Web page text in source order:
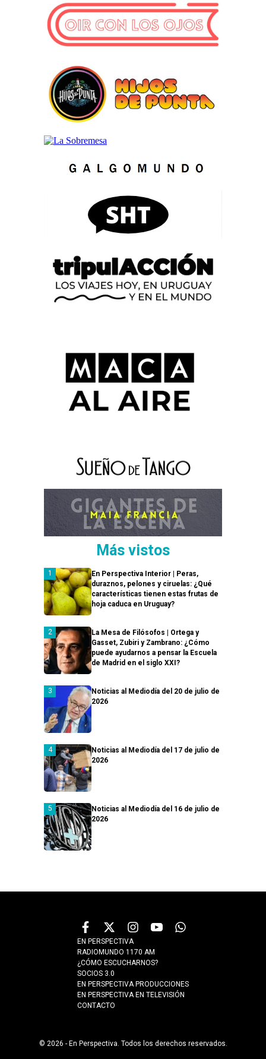
Más vistos
En Perspectiva Interior | Peras,
duraznos, pelones y ciruelas: ¿Qué
características tienen estas frutas de
hoja caduca en Uruguay?
La Mesa de Filósofos | Ortega y
Gasset, Zubiri y Zambrano: ¿Cómo
puede ayudarnos a pensar la Escuela
de Madrid en el siglo XXI?
Noticias al Mediodía del 20 de julio de
2026
Noticias al Mediodía del 17 de julio de
2026
Noticias al Mediodía del 16 de julio de
2026
EN PERSPECTIVA
RADIOMUNDO 1170 AM
¿CÓMO ESCUCHARNOS?
SOCIOS 3.0
EN PERSPECTIVA PRODUCCIONES
EN PERSPECTIVA EN TELEVISIÓN
CONTACTO
© 2026 - En Perspectiva. Todos los derechos reservados.